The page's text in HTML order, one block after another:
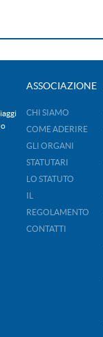
ASSOCIAZIONE
CHI SIAMO
COME ADERIRE
GLI ORGANI
STATUTARI
LO STATUTO
REGOLAMENTO
CONTATTI